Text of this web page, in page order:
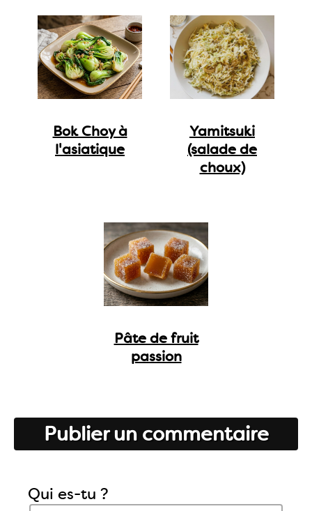
Bok Choy à
l'asiatique
Yamitsuki
(salade de
choux)
Pâte de fruit
passion
Publier un commentaire
Qui es-tu ?